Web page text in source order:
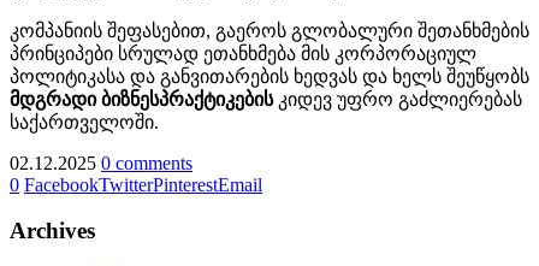
კომპანიის შეფასებით, გაეროს გლობალური შეთანხმების
პრინციპები სრულად ეთანხმება მის კორპორაციულ
პოლიტიკასა და განვითარების ხედვას და ხელს შეუწყობს
მდგრადიბიზნესპრაქტიკებისკიდევ უფრო გაძლიერებას
საქართველოში.
02.12.2025 0 comments
0 FacebookTwitterPinterestEmail
Archives